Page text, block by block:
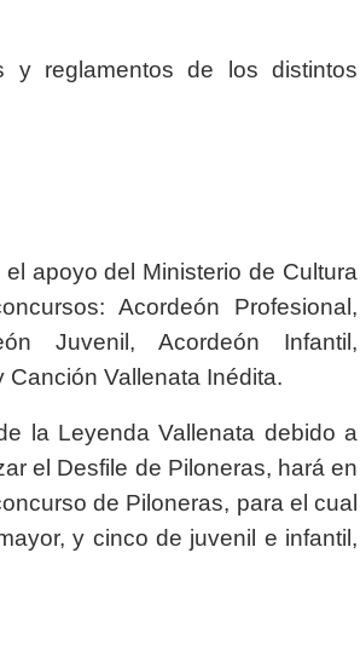
y reglamentos de los distintos
apoyo del Ministerio de Cultura
Acordeón Profesional,
Juvenil, Acordeón Infantil,
Vallenata Inédita.
la Leyenda Vallenata debido a
el Desfile de Piloneras, hará en
de Piloneras, para el cual
y cinco de juvenil e infantil,